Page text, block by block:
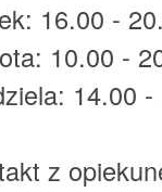
16.00 -
10.00 -
14.00
z